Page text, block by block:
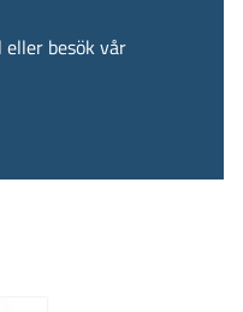
besök vår